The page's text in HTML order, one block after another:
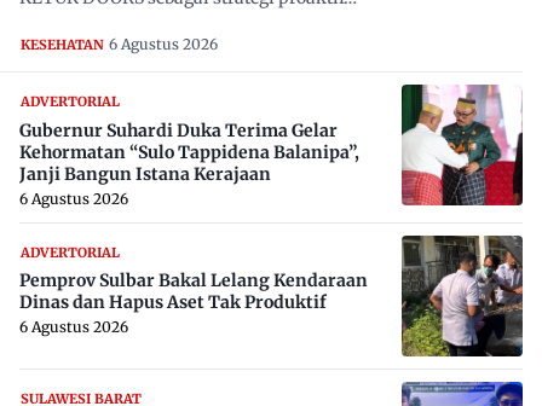
KESEHATAN 6 Agustus 2026
ADVERTORIAL
Gubernur Suhardi Duka Terima Gelar
Kehormatan “Sulo Tappidena Balanipa”,
Janji Bangun Istana Kerajaan
6 Agustus 2026
ADVERTORIAL
Pemprov Sulbar Bakal Lelang Kendaraan
Dinas dan Hapus Aset Tak Produktif
6 Agustus 2026
SULAWESI BARAT